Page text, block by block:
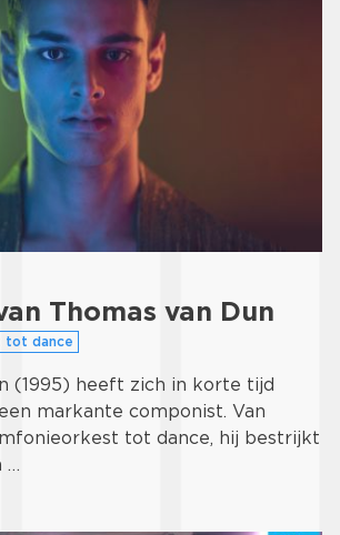
Thomas van Dun
tot dance
(1995) heeft zich in korte tijd
markante componist. Van
tot dance, hij bestrijkt
…